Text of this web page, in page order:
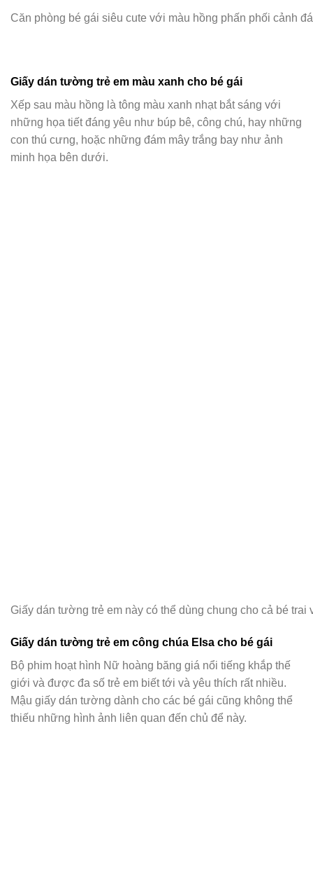
Căn phòng bé gái siêu cute với màu hồng phấn phối cảnh
Giấy dán tường trẻ em màu xanh cho bé gái
Xếp sau màu hồng là tông màu xanh nhạt bắt sáng với
những họa tiết đáng yêu như búp bê, công chú, hay những
con thú cưng, hoặc những đám mây trắng bay như ảnh
minh họa bên dưới.
Giấy dán tường trẻ em này có thể dùng chung cho cả bé trai
Giấy dán tường trẻ em công chúa Elsa cho bé gái
Bộ phim hoạt hình Nữ hoàng băng giá nổi tiếng khắp thế
giới và được đa số trẻ em biết tới và yêu thích rất nhiều.
Mậu giấy dán tường dành cho các bé gái cũng không thể
thiếu những hình ảnh liên quan đến chủ để này.